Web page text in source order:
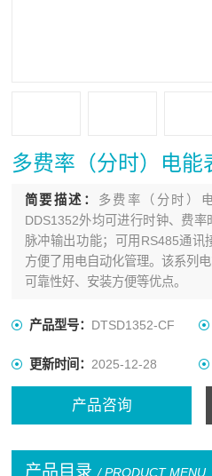
多费率（分时）电能
简要描述： 多费率（分时）
DDS1352外均可进行时钟、费
脉冲输出功能；可用RS485通讯
方便了用电自动化管理。该系列
可靠性好、安装方便等优点。
产品型号： DTSD1352-CF
更新时间：2025-12-28
产品咨询
产品目录 / PRODUCT MENU